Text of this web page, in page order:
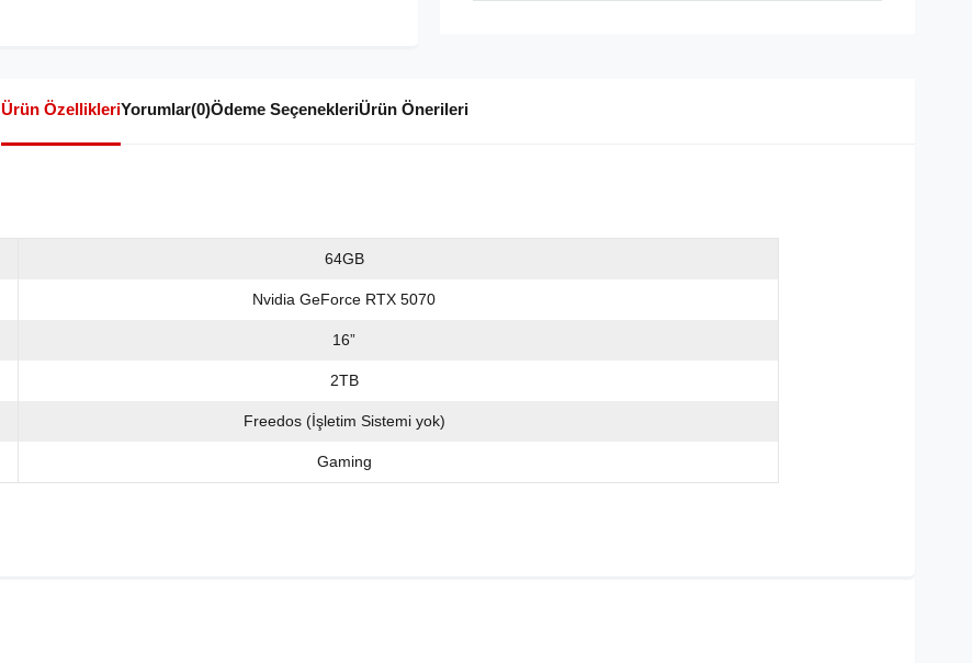
Ürün ÖzellikleriYorumlar(0)Ödeme SeçenekleriÜrün Önerileri
64GB
Nvidia GeForce RTX 5070
16”
2TB
Freedos (İşletim Sistemi yok)
Gaming